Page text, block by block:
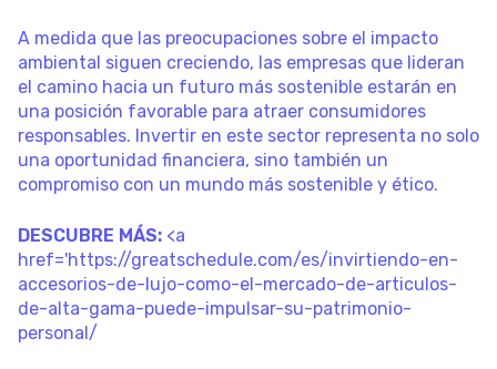
A medida que las preocupaciones sobre el impacto
ambiental siguen creciendo, las empresas que lideran
el camino hacia un futuro más sostenible estarán en
una posición favorable para atraer consumidores
responsables. Invertir en este sector representa no solo
una oportunidad financiera, sino también un
compromiso con un mundo más sostenible y ético.
DESCUBRE MÁS: <a
href='https://greatschedule.com/es/invirtiendo-en-
accesorios-de-lujo-como-el-mercado-de-articulos-
de-alta-gama-puede-impulsar-su-patrimonio-
personal/